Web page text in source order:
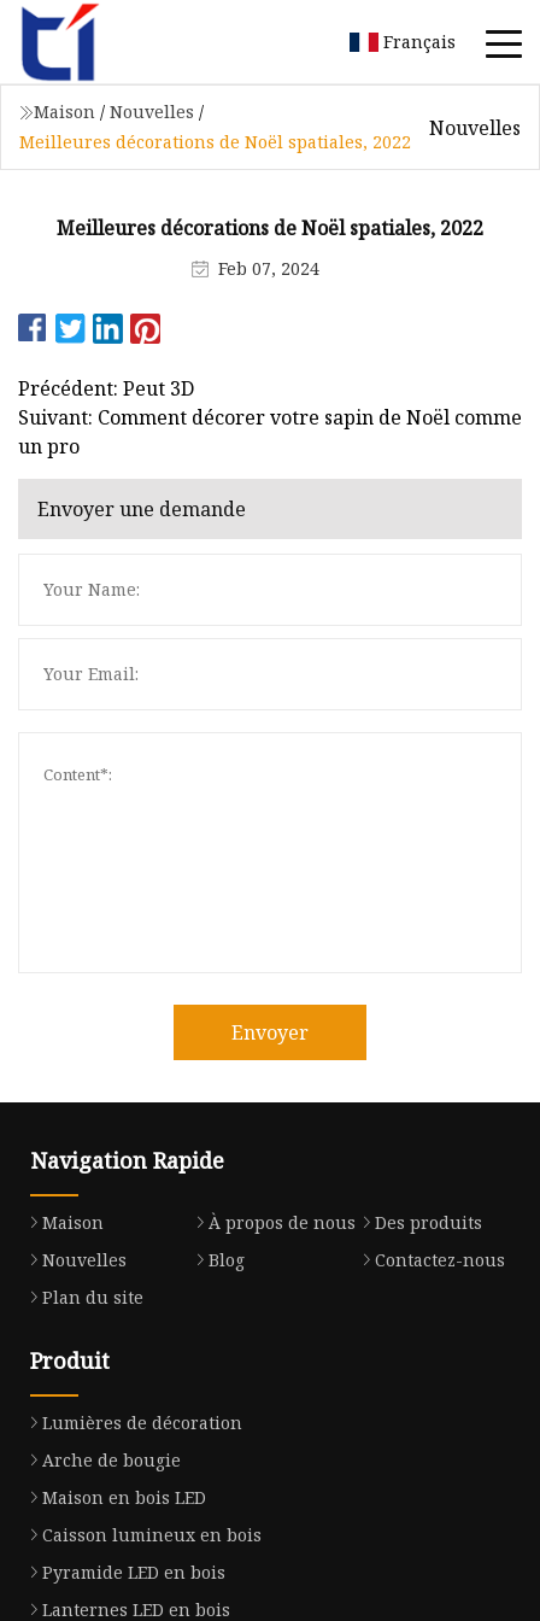
Français
Maison / Nouvelles /
Meilleures décorations de Noël spatiales, 2022
Nouvelles
Meilleures décorations de Noël spatiales, 2022
Feb 07, 2024
Précédent: Peut 3D
Suivant: Comment décorer votre sapin de Noël comme
un pro
Envoyer une demande
Envoyer
Navigation Rapide
Maison À propos de nous
Des produits
Nouvelles
Blog
Contactez-nous
Plan du site
Produit
Lumières de décoration
Arche de bougie
Maison en bois LED
Caisson lumineux en bois
Pyramide LED en bois
Lanternes LED en bois